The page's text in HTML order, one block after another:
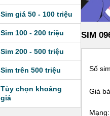
Sim giá 50 - 100 triệu
Sim 100 - 200 triệu
Sim 200 - 500 triệu
Sim trên 500 triệu
Tùy chọn khoảng
giá
SIM
Số
Giá
Mạng: